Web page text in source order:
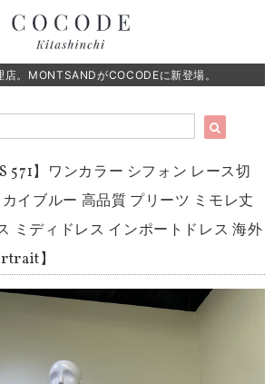
店。MONTSANDがCOCODEに新登場。
571】ワンカラー シフォン レース切
イブルー 高品質 プリーツ ミモレ丈
ミディドレス インポートドレス 海外
】